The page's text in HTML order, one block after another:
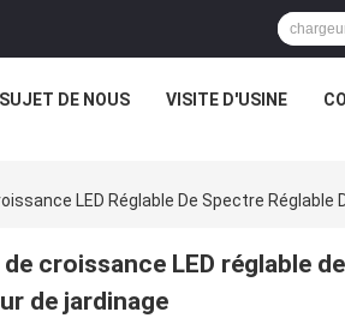
DE NOUS VISITE D'USINE
LED Réglable De Spectre
de croissance LED réglable
de jardinage